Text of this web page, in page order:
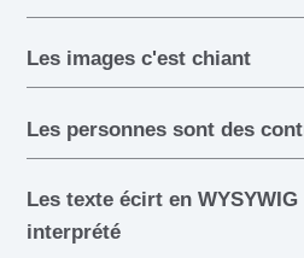
Les images c'est chiant
Les personnes sont des
Les texte écirt en
interprété